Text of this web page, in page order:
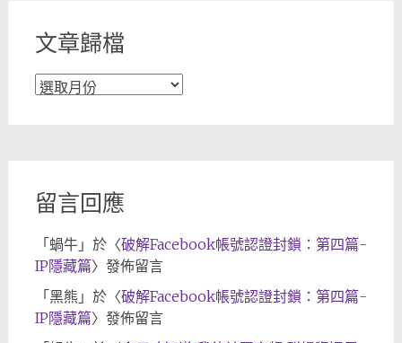
文章歸檔
文
留言回應
「 蝸牛」於〈破解Facebook帳號認證封鎖：第四篇-
IP隱藏篇〉發佈留言
「 黑熊 」於〈破解Facebook帳號認證封鎖：第四篇-
IP隱藏篇〉發佈留言